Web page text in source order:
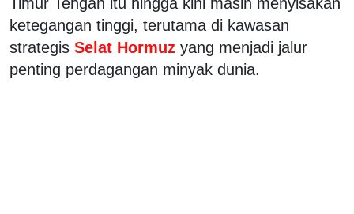
ketegangan tinggi, terutama di kawasan
strategis Selat Hormuz yang menjadi jalur
penting perdagangan minyak dunia.